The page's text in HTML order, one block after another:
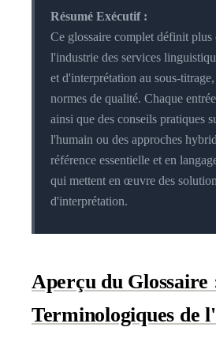
Résumé Exécutif :
Ce glossaire complet définit plus
l'industrie des services
et d'interprétation au sous-
normes de qualité. Chaque
ainsi que des conseils pratiques
l'humain ou des approches
référence essentielle et en
qui mettent en œuvre des
d'interprétation.
Aperçu du Glossaire
Terminologiques de